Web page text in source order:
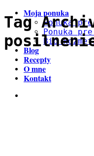
Moja ponuka
Ponuka
Ponuka
Bio
Blog
Recepty
O mne
Kontakt
Tag